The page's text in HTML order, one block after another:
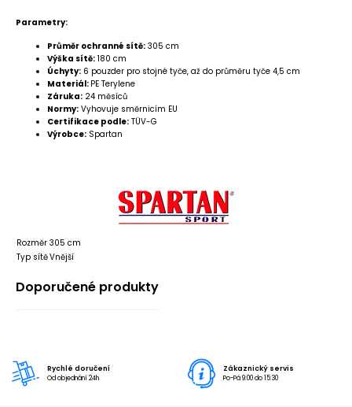
Parametry:
Průměr ochranné sítě: 305 cm
Výška sítě: 180 cm
Úchyty: 6 pouzder pro stojné tyče, až do průměru tyče 4,5 cm
Materiál: PE Terylene
Záruka: 24 měsíců
Normy: Vyhovuje směrnicím EU
Certifikace podle: TÜV-G
Výrobce: Spartan
Rozměr 305 cm
Typ sítěVnější
Doporučené produkty
Rychlé doručení
Od objednání 24h
Zákaznický servis
Po-Pá 9:00 do 15:30